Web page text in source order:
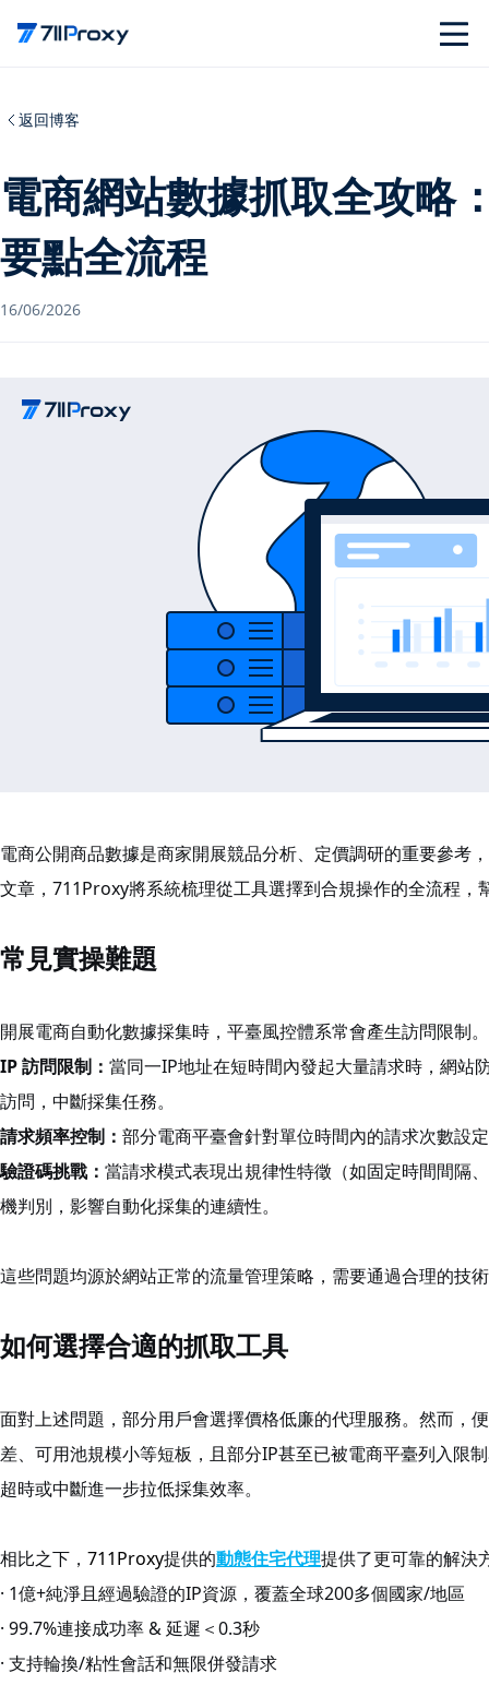
返回博客
電商網站數據抓取全攻略
要點全流程
16/06/2026
電商公開商品數據是商家開展競品分析、定價調研的重要參考
文章，711Proxy將系統梳理從工具選擇到合規操作的全流程
常見實操難題
開展電商自動化數據採集時，平臺風控體系常會產生訪問限制
IP 訪問限制： 當同一IP地址在短時間內發起大量請求時，網站
訪問，中斷採集任務。
請求頻率控制： 部分電商平臺會針對單位時間內的請求次數設
驗證碼挑戰： 當請求模式表現出規律性特徵（如固定時間間隔
機判別，影響自動化採集的連續性。
這些問題均源於網站正常的流量管理策略，需要通過合理的技
如何選擇合適的抓取工具
面對上述問題，部分用戶會選擇價格低廉的代理服務。然而，
差、可用池規模小等短板，且部分IP甚至已被電商平臺列入限
超時或中斷進一步拉低採集效率。
相比之下， 711Proxy提供的動態住宅代理提供了更可靠的解決
· 1億+純淨且經過驗證的IP資源，覆蓋全球200多個國家/地區
· 99.7%連接成功率 & 延遲＜0.3秒
· 支持輪換/粘性會話和無限併發請求